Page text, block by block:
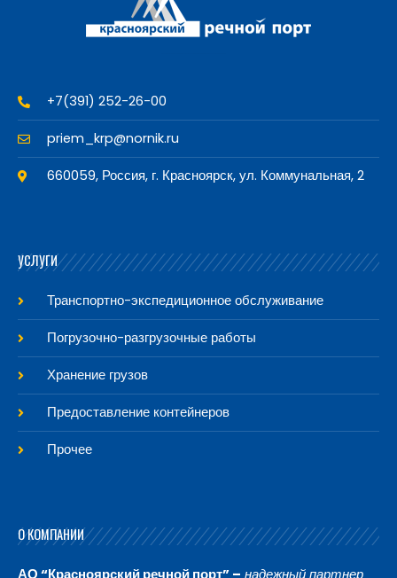
+7(391) 252-26-00
priem_krp@nornik.ru
660059, Россия, г. Красноярск, ул. Коммунальная, 2
УСЛУГИ
Транспортно-экспедиционное обслуживание
Погрузочно-разгрузочные работы
Хранение грузов
Предоставление контейнеров
Прочее
О КОМПАНИИ